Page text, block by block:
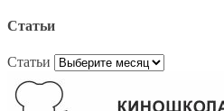
Статьи
Статьи